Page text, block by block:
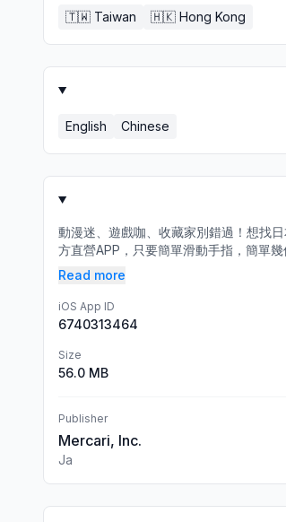
🇹🇼 Taiwan 🇭🇰 Hong Kong
English Chinese
動漫迷、遊戲咖、收藏家別錯過！想找
方直營APP，只要簡單滑動手指，簡單
Read more
iOS App ID
6740313464
Size
56.0 MB
Publisher
Mercari, Inc.
Ja